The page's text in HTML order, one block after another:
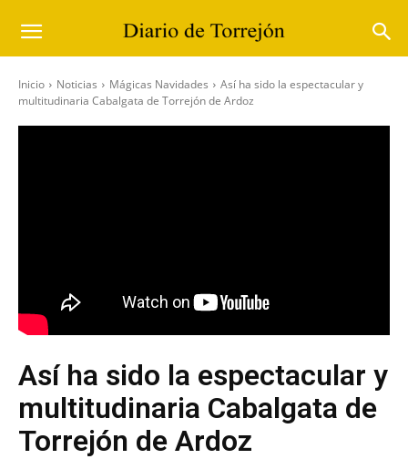
Inicio Noticias Mágicas Navidades
Así ha sido la espectacular y
multitudinaria Cabalgata de Torrejón de Ardoz
Así ha sido la espectacular y
multitudinaria Cabalgata de
Torrejón de Ardoz